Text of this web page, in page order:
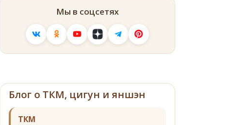
Мы в соцсетях
Блог о ТКМ, цигун и яншэн
ТКМ